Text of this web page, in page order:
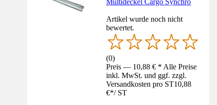
Artikel wurde noch nicht
bewertet.
(0)
Preis — 10,88 € * Alle Preise
inkl. MwSt. und ggf. zzgl.
Versandkosten pro ST10,88
€*/ ST